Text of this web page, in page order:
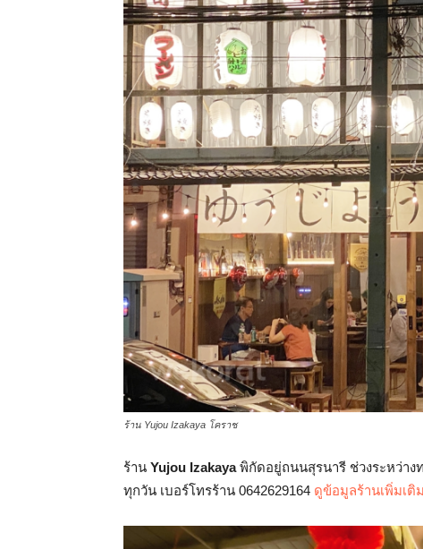
ร้าน Yujou Izakaya โคราช
ร้าน Yujou Izakayaพิกัดอยู่ถนนสุรนารี ช่วงระหว่าง
ทุกวัน เบอร์โทรร้าน 0642629164 ดูข้อมูลร้านเพิ่มเติ